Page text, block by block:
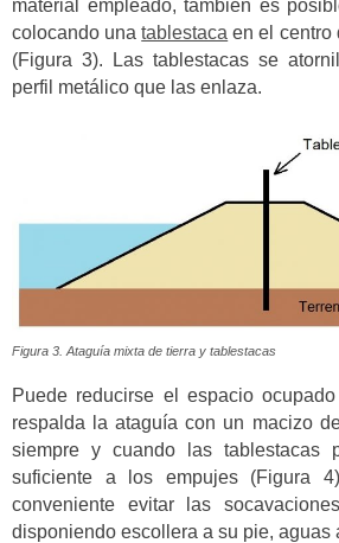
material empleado, también es
colocando unatablestaca en el centro
(Figura 3). Las tablestacas se
perfil metálico que las enlaza.
Figura 3. Ataguía mixta de tierra y tablestacas
Puede reducirse el espacio
respalda la ataguía con un macizo
siempre y cuando las tablestacas
suficiente a los empujes (Figura
conveniente evitar las
disponiendo escollera a su pie, aguas